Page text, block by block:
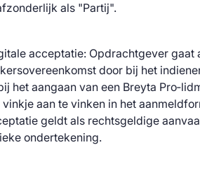
als "Partij".
acceptatie: Opdrachtgever gaat
door bij het
het aangaan van een Breyta
aan te vinken in het
geldt als rechtsgeldige
ondertekening.